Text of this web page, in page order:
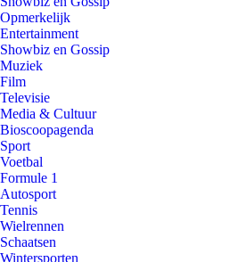
Opmerkelijk
Entertainment
Showbiz en Gossip
Muziek
Film
Televisie
Media & Cultuur
Bioscoopagenda
Sport
Voetbal
Formule 1
Autosport
Tennis
Wielrennen
Schaatsen
Wintersporten